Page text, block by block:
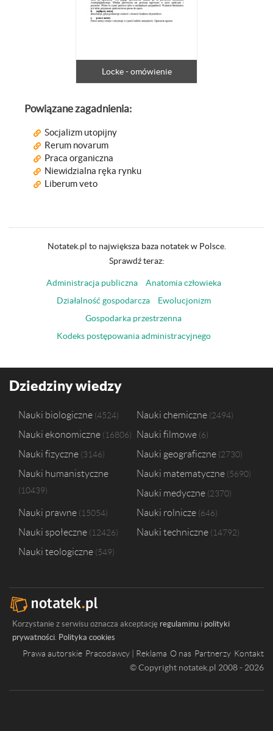
Locke - omówienie
Powiązane zagadnienia:
Socjalizm utopijny
Rerum novarum
Praca organiczna
Niewidzialna ręka rynku
Liberum veto
Notatek.pl to największa baza notatek w Polsce.
Sprawdź teraz:
Administracja publiczna
Anatomia człowieka
Działalność gospodarcza
Ewolucjonizm
Gospodarka przestrzenna
Kodeks postępowania administracyjnego
Dziedziny wiedzy
Nauki biologiczne 4524 Nauki chemiczne 2494
Nauki ekonomiczne 16806 Nauki filmowe 6
Nauki fizyczne 3146 Nauki geograficzne 2730
Nauki humanistyczne
10439
Nauki matematyczne 5690
Nauki medyczne 2370
Nauki prawne 15054 Nauki rolnicze 646
Nauki społeczne 12426 Nauki techniczne 14792
Nauki teologiczne 549
Korzystanie z serwisu oznacza akceptację regulaminu i polityki
prywatności. Polityka cookies
Prawa autorskie Pracodawcy | Reklama O nas Partnerzy Kontakt
© Copyright notatek.pl 2008 - 2026